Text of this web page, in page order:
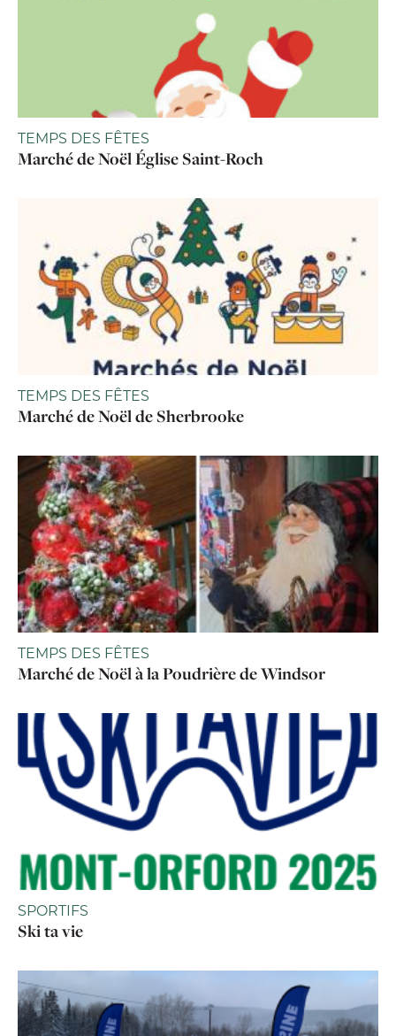
TEMPS DES FÊTES
Marché de Noël Église Saint-Roch
TEMPS DES FÊTES
Marché de Noël de Sherbrooke
TEMPS DES FÊTES
Marché de Noël à la Poudrière de Windsor
SPORTIFS
Ski ta vie